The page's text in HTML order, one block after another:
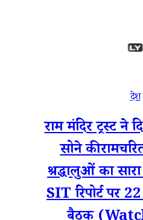
देश
राम मंदिर ट्रस्ट ने
सोने की
श्रद्धालुओं का
SIT रिपोर्ट पर